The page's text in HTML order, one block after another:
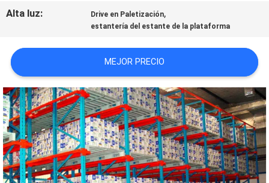
CASOS
MAPA
DEL
SITIO
PRIVACY
POLICY
Alta luz: Drive en Paletización,
estantería del estante de la plataforma
MEJOR PRECIO